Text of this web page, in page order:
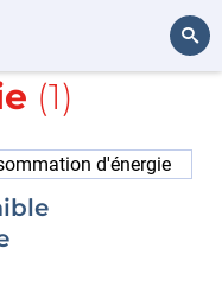
balise
DC
(1)